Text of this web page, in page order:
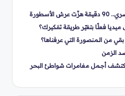
فعلًا بتغيّر طريقة تفكيرك؟
بقي من المنصورة التي عرفناها؟
الزمن
في السعودية 2026 …اكتشف أجمل مغامرات شواطئ البحر